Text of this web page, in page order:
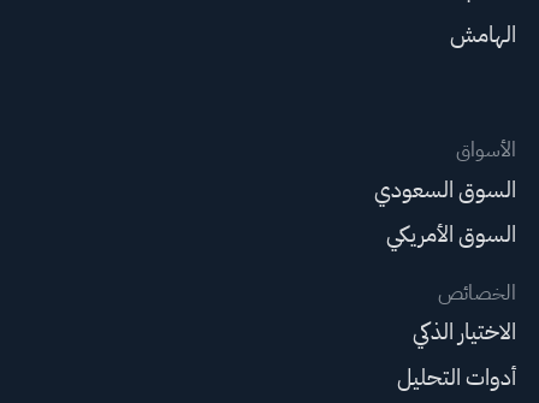
الهامش
الأسواق
السوق السعودي
السوق الأمريكي
الخصائص
الاختيار الذكي
أدوات التحليل